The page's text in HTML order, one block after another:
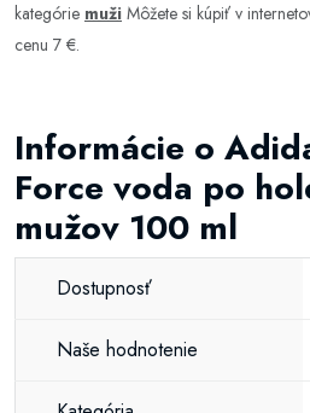
kategórie muži Môžete si kúpiť v
cenu 7 €.
Informácie o
Force voda po
mužov 100 ml
Dostupnosť
Naše hodnotenie